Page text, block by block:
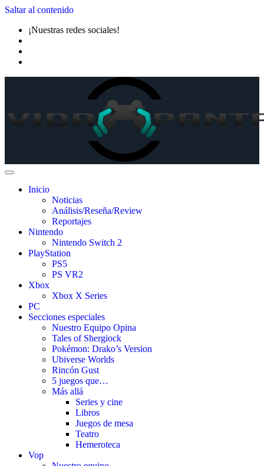
Saltar al contenido
¡Nuestras redes sociales!
Inicio
Noticias
Análisis/Reseña/Review
Reportajes
Nintendo
Nintendo Switch 2
PlayStation
PS5
PS VR2
Xbox
Xbox X Series
PC
Secciones especiales
Nuestro Equipo Opina
Tales of Shergiock
Pokémon: Drako’s Version
Ubiverse Worlds
Rincón Gust
5 juegos que…
Más allá
Series y cine
Libros
Juegos de mesa
Teatro
Hemeroteca
Vop